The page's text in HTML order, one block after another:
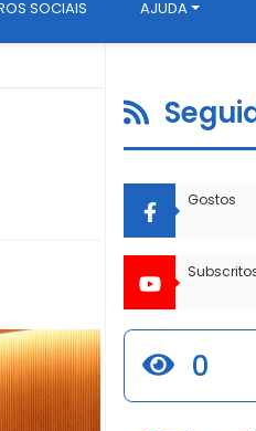
SOCIAIS AJUDA
Gostos
0